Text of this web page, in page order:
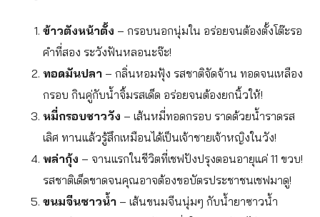
ข้าวตังหน้าตั้ง – กรอบนอกนุ่มใน อร่อยจนต้องตั้งโต๊ะรอ
คำที่สอง ระวังฟันหลอนะจ๊ะ!
ทอดมันปลา – กลิ่นหอมฟุ้ง รสชาติจัดจ้าน ทอดจนเหลือง
กรอบ กินคู่กับน้ำจิ้มรสเด็ด อร่อยจนต้องยกนิ้วให้!
หมี่กรอบชาววัง – เส้นหมี่ทอดกรอบ ราดด้วยน้ำราดรส
เลิศ ทานแล้วรู้สึกเหมือนได้เป็นเจ้าชายเจ้าหญิงในวัง!
พล่ากุ้ง – จานแรกในชีวิตที่เชฟปังปรุงตอนอายุแค่ 11 ขวบ!
รสชาติเด็ดขาดจนคุณอาจต้องขอบัตรประชาชนเชฟมาดู!
ขนมจีนซาวน้ำ – เส้นขนมจีนนุ่มๆ กับน้ำยาซาวน้ำ